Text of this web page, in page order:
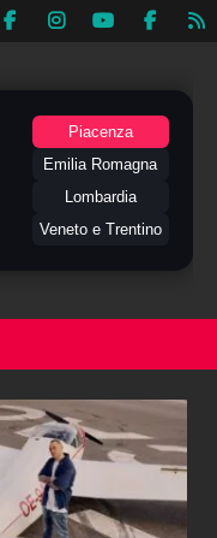
Piacenza
Emilia Romagna
Lombardia
Veneto e Trentino